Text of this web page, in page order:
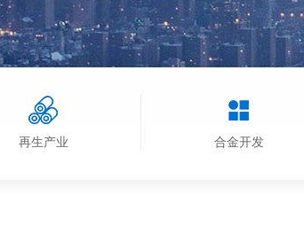
再生产业 合金开发